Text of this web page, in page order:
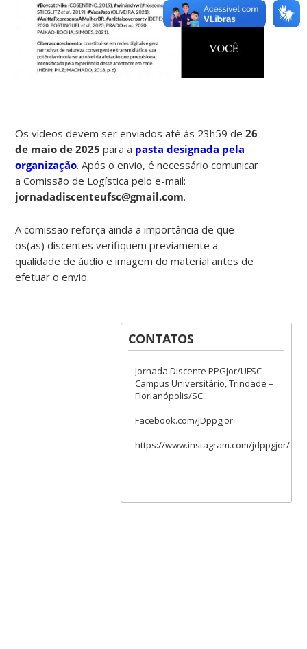
Os vídeos devem ser enviados até às 23h59 de26
de maio de 2025 para a pasta designada pela
organização. Após o envio, é necessário comunicar
a Comissão de Logística pelo e-mail:
jornadadiscenteufsc@gmail.com.
A comissão reforça ainda a importância de que
os(as) discentes verifiquem previamente a
qualidade de áudio e imagem do material antes de
efetuar o envio.
CONTATOS
Jornada Discente PPGJor/UFSC
Campus Universitário, Trindade –
Florianópolis/SC
Facebook.com/JDppgjor
https://www.instagram.com/jdppgjor/